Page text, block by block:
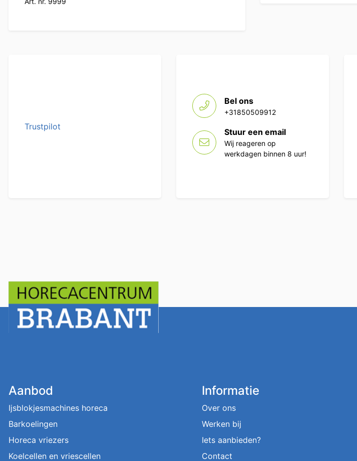
Trustpilot
Bel ons
+31850509912
Stuur een email
Wij reageren op
werkdagen binnen 8 uur!
Aanbod
Ijsblokjesmachines horeca
Barkoelingen
Horeca vriezers
Koelcellen en vriescellen
Informatie
Over ons
Werken bij
Iets aanbieden?
Contact